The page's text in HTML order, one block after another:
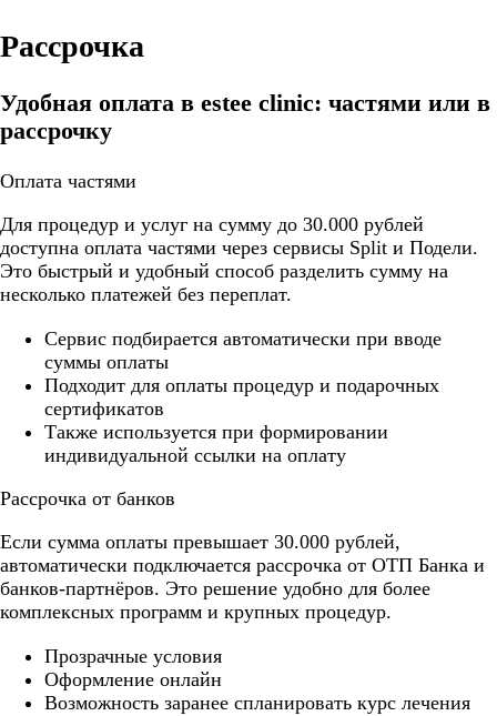
Рассрочка
Удобная оплата в estee clinic: частями или в
рассрочку
Оплата частями
Для процедур и услуг на сумму до 30.000 рублей
доступна оплата частями через сервисы Split и Подели.
Это быстрый и удобный способ разделить сумму на
несколько платежей без переплат.
Cервис подбирается автоматически при вводе
суммы оплаты
Подходит для оплаты процедур и подарочных
сертификатов
Также используется при формировании
индивидуальной ссылки на оплату
Рассрочка от банков
Если сумма оплаты превышает 30.000 рублей,
автоматически подключается рассрочка от ОТП Банка и
банков-партнёров. Это решение удобно для более
комплексных программ и крупных процедур.
Прозрачные условия
Оформление онлайн
Возможность заранее спланировать курс лечения